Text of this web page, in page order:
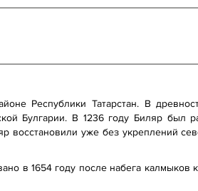
Республики Татарстан. В
Булгарии. В 1236 году Биляр был
восстановили уже без укреплений
в 1654 году после набега калмыков